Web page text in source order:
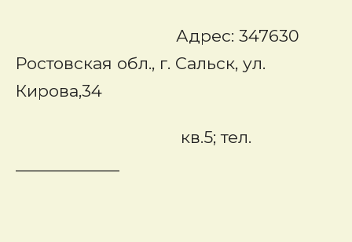
Адрес: 347630
Ростовская обл., г. Сальск, ул.
Кирова,34
кв.5; тел.